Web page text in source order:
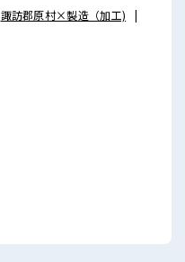
諏訪郡原村×製造（加工)